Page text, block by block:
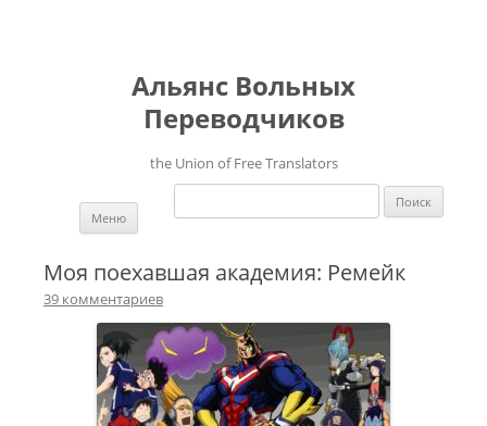
Альянс Вольных
Переводчиков
the Union of Free Translators
Найти:
Меню
Моя поехавшая академия: Ремейк
39 комментариев